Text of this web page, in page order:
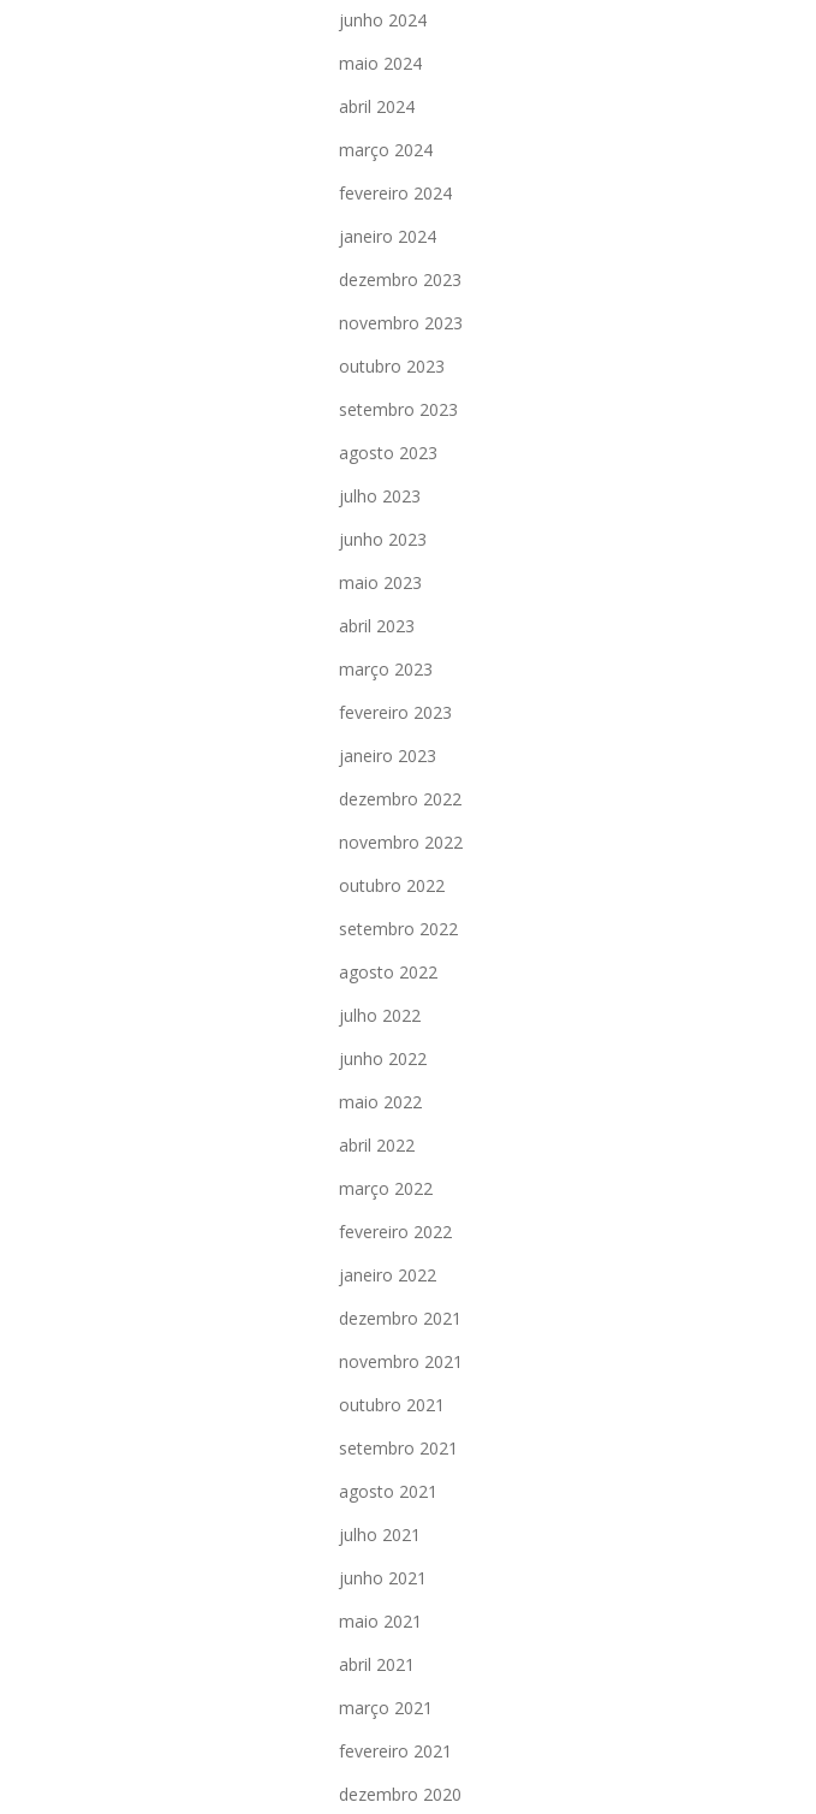
junho 2024
maio 2024
abril 2024
março 2024
fevereiro 2024
janeiro 2024
dezembro 2023
novembro 2023
outubro 2023
setembro 2023
agosto 2023
julho 2023
junho 2023
maio 2023
abril 2023
março 2023
fevereiro 2023
janeiro 2023
dezembro 2022
novembro 2022
outubro 2022
setembro 2022
agosto 2022
julho 2022
junho 2022
maio 2022
abril 2022
março 2022
fevereiro 2022
janeiro 2022
dezembro 2021
novembro 2021
outubro 2021
setembro 2021
agosto 2021
julho 2021
junho 2021
maio 2021
abril 2021
março 2021
fevereiro 2021
dezembro 2020